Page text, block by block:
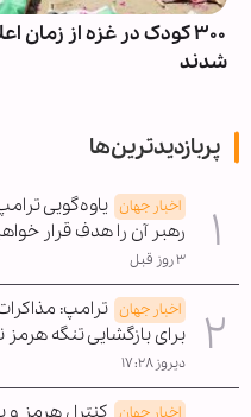
۳۰۰ کودک در غزه از
شدند
پربازدیدترین‌ها
اخبار جهان یاوه‌گویی
رهبر آن را هدف قرار
۳ روز قبل
اخبار جهان ترامپ:
برای بازگشایی تنگه
دیروز ۱۷:۲۸
اخبار جهان کنترل هرمز و